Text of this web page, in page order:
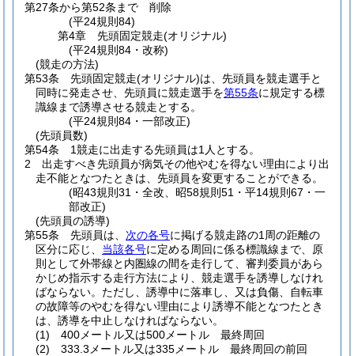
第27条から第52条まで
削除
(平24規則84)
第4章
先頭固定競走(オリジナル)
(平24規則84・改称)
(競走の方法)
第53条
先頭固定競走(オリジナル)は、先頭員を競走選手と
同時に発走させ、先頭員に競走選手を第55条に規定する標
識線まで誘導させる競走とする。
(平24規則84・一部改正)
(先頭員数)
第54条
1競走に出走する先頭員は1人とする。
2
出走すべき先頭員が病気その他やむを得ない理由により出
走不能となつたときは、先頭員を変更することができる。
(昭43規則31・全改、昭58規則51・平14規則67・一
部改正)
(先頭員の誘導)
第55条
先頭員は、 次の各号に掲げる競走路の1周の距離の
区分に応じ、 当該各号に定める周回に係る標識線まで、原
則として外帯線と内圏線の間を走行して、審判委員があら
かじめ指示する走行方法により、競走選手を誘導しなけれ
ばならない。 ただし、誘導中に落車し、又は負傷、自転車
の故障等のやむを得ない理由により誘導不能となつたとき
は、誘導を中止しなければならない。
(1)
400メートル又は500メートル 最終周回
(2)
333.3メートル又は335メートル 最終周回の前回